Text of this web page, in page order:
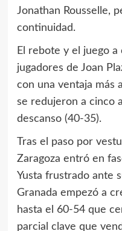
Jonathan Rousselle,
continuidad.
El rebote y el juego
jugadores de Joan
con una ventaja más
se redujeron a cinco
descanso (40-35).
Tras el paso por
Zaragoza entró en
Yusta frustrado ante
Granada empezó a
hasta el 60-54 que
parcial clave que